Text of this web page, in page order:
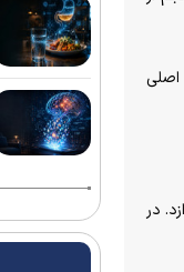
اصلی
در